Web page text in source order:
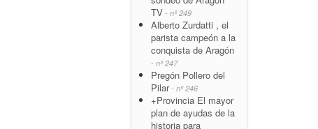
TV - nº 249
Alberto Zurdatti , el
parista campeón a la
conquista de Aragón
- nº 247
Pregón Pollero del
Pilar- nº 246
+Provincia El mayor
plan de ayudas de la
historia para